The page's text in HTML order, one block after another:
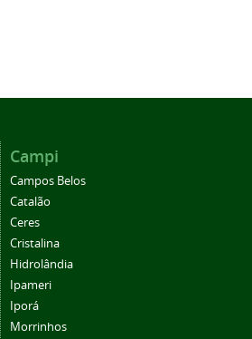
Campi
Campos Belos
Catalão
Ceres
Cristalina
Hidrolândia
Ipameri
Iporá
Morrinhos